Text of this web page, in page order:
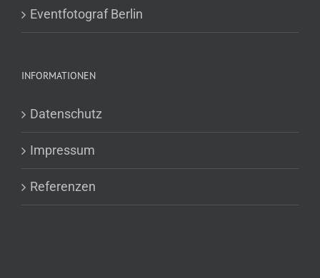
Eventfotograf Berlin
INFORMATIONEN
Datenschutz
Impressum
Referenzen